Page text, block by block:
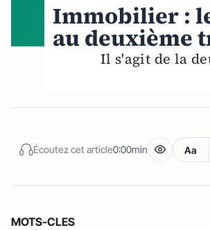
Immobilier :
au deuxième
Il s'agit de la
Écoutez cet article0:00min Aa
MOTS-CLES